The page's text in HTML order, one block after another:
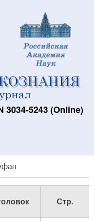
3034-5243 (Online)
Стр.